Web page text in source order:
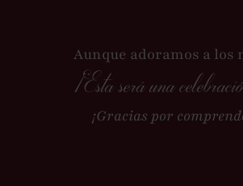
Aunque adoramos a los
¡Esta será una celebración sólo
¡Gracias por